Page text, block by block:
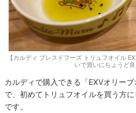
【カルディ ブレスドフーズ トリュフオイル
いで買いにちょうど
カルディで購入できる「EXVオリー
で、初めてトリュフオイルを買う方
です。